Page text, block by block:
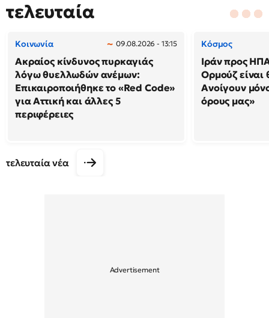
τελευταία
Κοινωνία 09.08.2026 - 13:15
Ακραίος κίνδυνος πυρκαγιάς
λόγω θυελλωδών ανέμων:
Επικαιροποιήθηκε το «Red Code»
για Αττική και άλλες 5
περιφέρειες
Κόσμος
Ιράν προς
Ορμούζ είναι
Ανοίγουν
όρους μας»
τελευταία νέα